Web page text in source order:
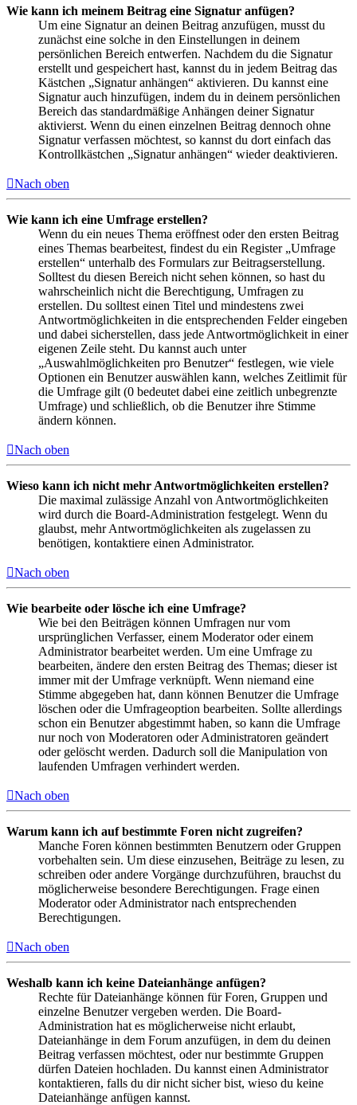
Wie kann ich meinem Beitrag eine Signatur anfügen?
Um eine Signatur an deinen Beitrag anzufügen, musst du
zunächst eine solche in den Einstellungen in deinem
persönlichen Bereich entwerfen. Nachdem du die Signatur
erstellt und gespeichert hast, kannst du in jedem Beitrag das
Kästchen „Signatur anhängen“ aktivieren. Du kannst eine
Signatur auch hinzufügen, indem du in deinem persönlichen
Bereich das standardmäßige Anhängen deiner Signatur
aktivierst. Wenn du einen einzelnen Beitrag dennoch ohne
Signatur verfassen möchtest, so kannst du dort einfach das
Kontrollkästchen „Signatur anhängen“ wieder deaktivieren.
Nach oben
Wie kann ich eine Umfrage erstellen?
Wenn du ein neues Thema eröffnest oder den ersten Beitrag
eines Themas bearbeitest, findest du ein Register „Umfrage
erstellen“ unterhalb des Formulars zur Beitragserstellung.
Solltest du diesen Bereich nicht sehen können, so hast du
wahrscheinlich nicht die Berechtigung, Umfragen zu
erstellen. Du solltest einen Titel und mindestens zwei
Antwortmöglichkeiten in die entsprechenden Felder eingeben
und dabei sicherstellen, dass jede Antwortmöglichkeit in einer
eigenen Zeile steht. Du kannst auch unter
„Auswahlmöglichkeiten pro Benutzer“ festlegen, wie viele
Optionen ein Benutzer auswählen kann, welches Zeitlimit für
die Umfrage gilt (0 bedeutet dabei eine zeitlich unbegrenzte
Umfrage) und schließlich, ob die Benutzer ihre Stimme
ändern können.
Nach oben
Wieso kann ich nicht mehr Antwortmöglichkeiten erstellen?
Die maximal zulässige Anzahl von Antwortmöglichkeiten
wird durch die Board-Administration festgelegt. Wenn du
glaubst, mehr Antwortmöglichkeiten als zugelassen zu
benötigen, kontaktiere einen Administrator.
Nach oben
Wie bearbeite oder lösche ich eine Umfrage?
Wie bei den Beiträgen können Umfragen nur vom
ursprünglichen Verfasser, einem Moderator oder einem
Administrator bearbeitet werden. Um eine Umfrage zu
bearbeiten, ändere den ersten Beitrag des Themas; dieser ist
immer mit der Umfrage verknüpft. Wenn niemand eine
Stimme abgegeben hat, dann können Benutzer die Umfrage
löschen oder die Umfrageoption bearbeiten. Sollte allerdings
schon ein Benutzer abgestimmt haben, so kann die Umfrage
nur noch von Moderatoren oder Administratoren geändert
oder gelöscht werden. Dadurch soll die Manipulation von
laufenden Umfragen verhindert werden.
Nach oben
Warum kann ich auf bestimmte Foren nicht zugreifen?
Manche Foren können bestimmten Benutzern oder Gruppen
vorbehalten sein. Um diese einzusehen, Beiträge zu lesen, zu
schreiben oder andere Vorgänge durchzuführen, brauchst du
möglicherweise besondere Berechtigungen. Frage einen
Moderator oder Administrator nach entsprechenden
Berechtigungen.
Nach oben
Weshalb kann ich keine Dateianhänge anfügen?
Rechte für Dateianhänge können für Foren, Gruppen und
einzelne Benutzer vergeben werden. Die Board-
Administration hat es möglicherweise nicht erlaubt,
Dateianhänge in dem Forum anzufügen, in dem du deinen
Beitrag verfassen möchtest, oder nur bestimmte Gruppen
dürfen Dateien hochladen. Du kannst einen Administrator
kontaktieren, falls du dir nicht sicher bist, wieso du keine
Dateianhänge anfügen kannst.